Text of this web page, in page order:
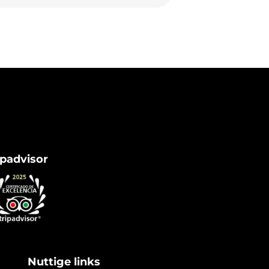
Nuttige links